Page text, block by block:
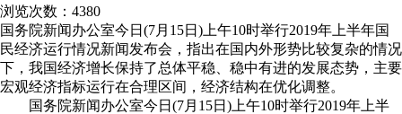
浏览次数： 4380
国务院新闻办公室今日(7月15日)上午10时举行2019年上半年国
民经济运行情况新闻发布会，指出在国内外形势比较复杂的情况
下，我国经济增长保持了总体平稳、稳中有进的发展态势，主要
宏观经济指标运行在合理区间，经济结构在优化调整。
国务院新闻办公室今日(7月15日)上午10时举行2019年上半